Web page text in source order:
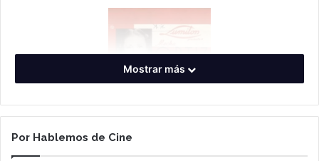
Mostrar más
Por Hablemos de Cine